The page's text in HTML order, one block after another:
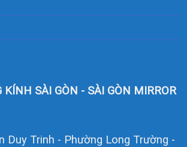
SÀI GÒN - SÀI GÒN MIRROR
Duy Trinh - Phường Long Trường -